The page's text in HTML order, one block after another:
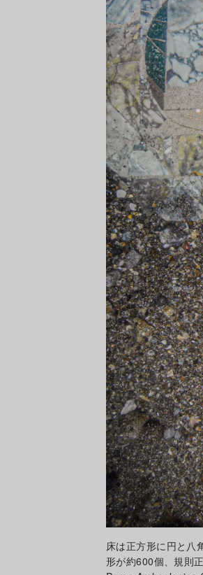
床は正方形に円と八
形が約600個、規則